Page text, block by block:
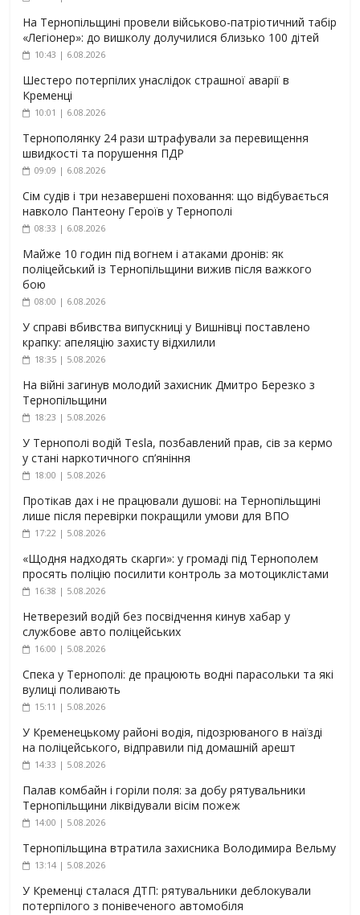
На Тернопільщині провели військово-патріотичний табір
«Легіонер»: до вишколу долучилися близько 100 дітей
10:43 | 6.08.2026
Шестеро потерпілих унаслідок страшної аварії в
Кременці
10:01 | 6.08.2026
Тернополянку 24 рази штрафували за перевищення
швидкості та порушення ПДР
09:09 | 6.08.2026
Сім судів і три незавершені поховання: що відбувається
навколо Пантеону Героїв у Тернополі
08:33 | 6.08.2026
Майже 10 годин під вогнем і атаками дронів: як
поліцейський із Тернопільщини вижив після важкого
бою
08:00 | 6.08.2026
У справі вбивства випускниці у Вишнівці поставлено
крапку: апеляцію захисту відхилили
18:35 | 5.08.2026
На війні загинув молодий захисник Дмитро Березко з
Тернопільщини
18:23 | 5.08.2026
У Тернополі водій Tesla, позбавлений прав, сів за кермо
у стані наркотичного сп’яніння
18:00 | 5.08.2026
Протікав дах і не працювали душові: на Тернопільщині
лише після перевірки покращили умови для ВПО
17:22 | 5.08.2026
«Щодня надходять скарги»: у громаді під Тернополем
просять поліцію посилити контроль за мотоциклістами
16:38 | 5.08.2026
Нетверезий водій без посвідчення кинув хабар у
службове авто поліцейських
16:00 | 5.08.2026
Спека у Тернополі: де працюють водні парасольки та які
вулиці поливають
15:11 | 5.08.2026
У Кременецькому районі водія, підозрюваного в наїзді
на поліцейського, відправили під домашній арешт
14:33 | 5.08.2026
Палав комбайн і горіли поля: за добу рятувальники
Тернопільщини ліквідували вісім пожеж
14:00 | 5.08.2026
Тернопільщина втратила захисника Володимира Вельму
13:14 | 5.08.2026
У Кременці сталася ДТП: рятувальники деблокували
потерпілого з понівеченого автомобіля